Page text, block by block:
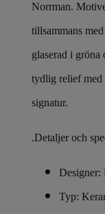
Norrman.
tillsammans
glaserad i gröna
tydlig relief med
signatur.
.Detaljer och
Designer:
Typ: